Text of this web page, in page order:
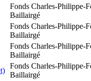
Fonds Charles-Philippe-
Baillairgé
Fonds Charles-Philippe-
Baillairgé
Fonds Charles-Philippe-
Baillairgé
Fonds Charles-Philippe-
Baillairgé